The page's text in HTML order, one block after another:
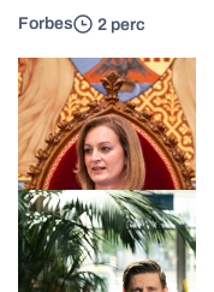
Forbes 2 perc